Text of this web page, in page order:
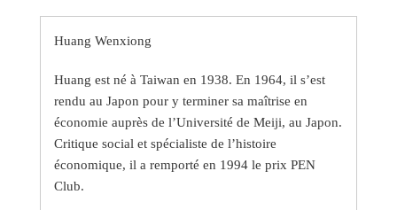
Huang Wenxiong
Huang est né à Taiwan en 1938. En 1964, il s’est
rendu au Japon pour y terminer sa maîtrise en
économie auprès de l’Université de Meiji, au Japon.
Critique social et spécialiste de l’histoire
économique, il a remporté en 1994 le prix PEN
Club.